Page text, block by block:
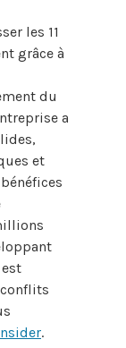
les 11
grâce à
du
a
et
.